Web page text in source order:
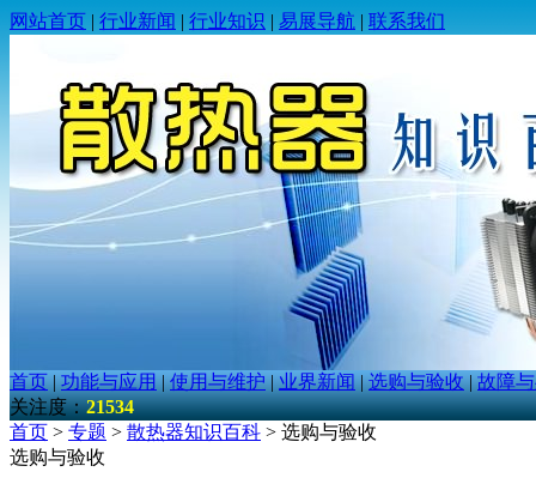
网站首页 | 行业新闻 | 行业知识 | 易展导航 | 联系我们
首页|功能与应用|使用与维护|业界新闻|选购与验收|故障
关注度：21534
首页 > 专题 > 散热器知识百科 > 选购与验收
选购与验收